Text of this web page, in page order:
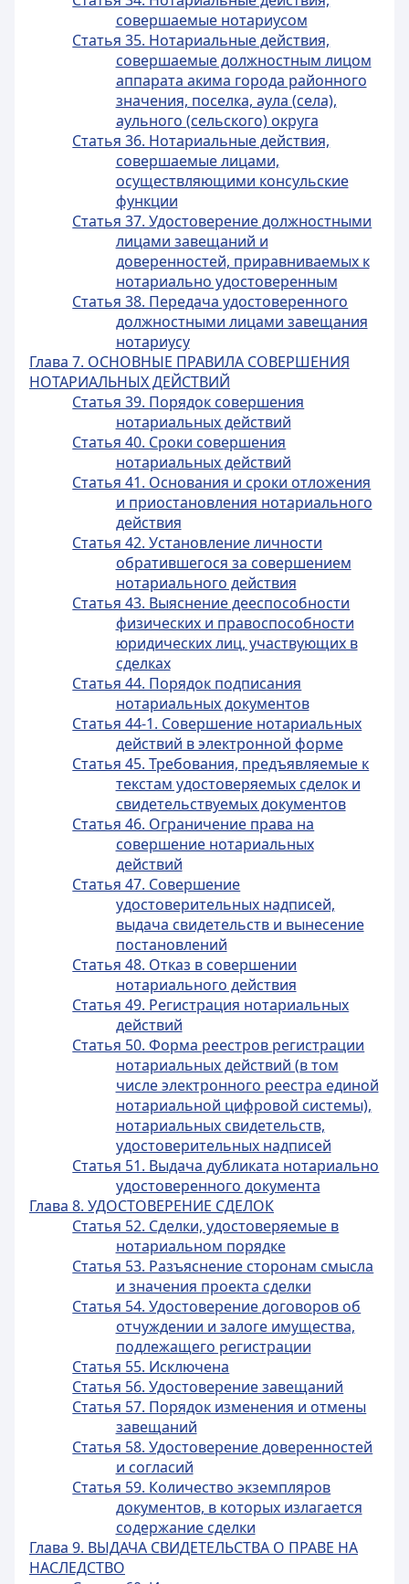
совершаемые нотариусом
Статья 35. Нотариальные действия,
совершаемые должностным лицом
аппарата акима города районного
значения, поселка, аула (села),
аульного (сельского) округа
Статья 36. Нотариальные действия,
совершаемые лицами,
осуществляющими консульские
функции
Статья 37. Удостоверение должностными
лицами завещаний и
доверенностей, приравниваемых к
нотариально удостоверенным
Статья 38. Передача удостоверенного
должностными лицами завещания
нотариусу
Глава 7. ОСНОВНЫЕ ПРАВИЛА СОВЕРШЕНИЯ
НОТАРИАЛЬНЫХ ДЕЙСТВИЙ
Статья 39. Порядок совершения
нотариальных действий
Статья 40. Сроки совершения
нотариальных действий
Статья 41. Основания и сроки отложения
и приостановления нотариального
действия
Статья 42. Установление личности
обратившегося за совершением
нотариального действия
Статья 43. Выяснение дееспособности
физических и правоспособности
юридических лиц, участвующих в
сделках
Статья 44. Порядок подписания
нотариальных документов
Статья 44-1. Совершение нотариальных
действий в электронной форме
Статья 45. Требования, предъявляемые к
текстам удостоверяемых сделок и
свидетельствуемых документов
Статья 46. Ограничение права на
совершение нотариальных
действий
Статья 47. Совершение
удостоверительных надписей,
выдача свидетельств и вынесение
постановлений
Статья 48. Отказ в совершении
нотариального действия
Статья 49. Регистрация нотариальных
действий
Статья 50. Форма реестров регистрации
нотариальных действий (в том
числе электронного реестра единой
нотариальной цифровой системы),
нотариальных свидетельств,
удостоверительных надписей
Статья 51. Выдача дубликата нотариально
удостоверенного документа
Глава 8. УДОСТОВЕРЕНИЕ СДЕЛОК
Статья 52. Сделки, удостоверяемые в
нотариальном порядке
Статья 53. Разъяснение сторонам смысла
и значения проекта сделки
Статья 54. Удостоверение договоров об
отчуждении и залоге имущества,
подлежащего регистрации
Статья 55. Исключена
Статья 56. Удостоверение завещаний
Статья 57. Порядок изменения и отмены
завещаний
Статья 58. Удостоверение доверенностей
и согласий
Статья 59. Количество экземпляров
документов, в которых излагается
содержание сделки
Глава 9. ВЫДАЧА СВИДЕТЕЛЬСТВА О ПРАВЕ НА
НАСЛЕДСТВО